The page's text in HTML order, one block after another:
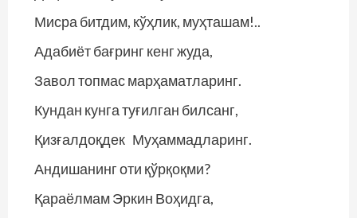
Мисра битдим, кўҳлик, муҳташам!..
Адабиёт бағринг кенг жуда,
Завол топмас марҳаматларинг.
Кундан кунга туғилган билсанг,
Қизғалдоқдек Муҳаммадларинг.
Андишанинг оти қўрқоқми?
Қараёлмам Эркин Воҳидга,